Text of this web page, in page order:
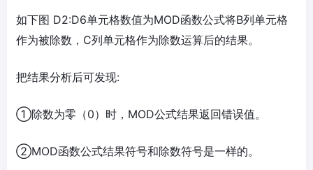
如下图 D2:D6单元格数值为MOD函数公式将B列单元格
作为被除数，C列单元格作为除数运算后的结果。
把结果分析后可发现:
①除数为零（0）时，MOD公式结果返回错误值。
②MOD函数公式结果符号和除数符号是一样的。